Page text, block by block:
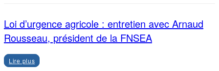
Loi d’urgence agricole : entretien avec Arnaud
Rousseau, président de la FNSEA
Lire plus